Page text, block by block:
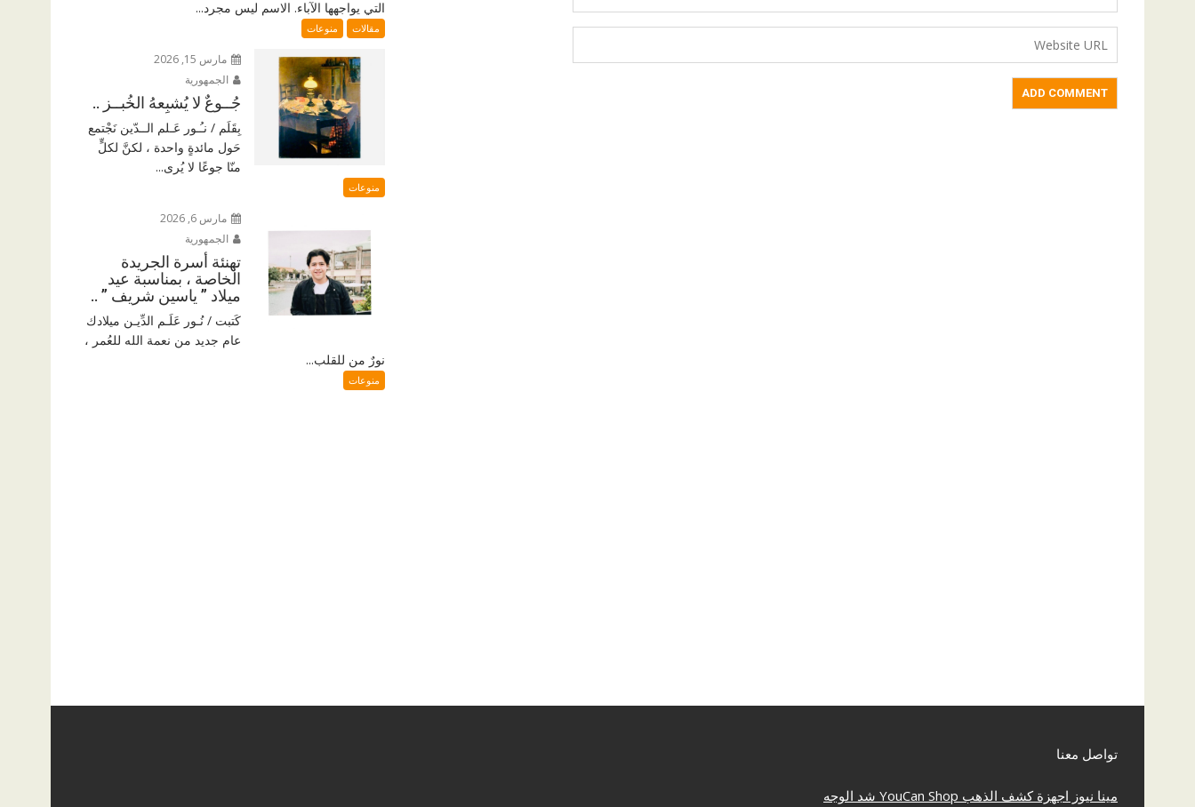
التي يواجهها الآباء. الاسم ليس مجرد...
مقالات منوعات
مارس 15, 2026
الجمهورية
جُــوعٌ لا يُشبِعهُ الخُبــز ..
بِقَلَم / نـُـور عَـلم الــدّين نَجْتمع
حَول مائدةٍ واحدة ، لكنَّ لكلٍّ
منّا جوعًا لا يُرى...
منوعات
مارس 6, 2026
الجمهورية
تهنئة أسرة الجريدة
الخاصة ، بمناسبة عيد
ميلاد ” ياسين شريف ” ..
كَتبت / نُـور عَلَـم الدِّيـن ميلادك
عام جديد من نعمة الله للعُمر ،
نورٌ من للقلب...
منوعات
تواصل معنا
مينا نيوز اجهزة كشف الذهب YouCan Shop شد الوجه